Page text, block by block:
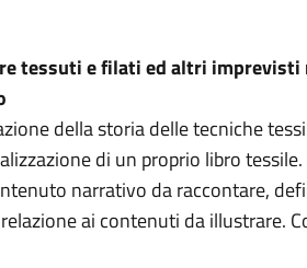
tessuti e filati ed altri
della storia delle tecniche
di un proprio libro tessile.
narrativo da raccontare,
ai contenuti da illustrare.